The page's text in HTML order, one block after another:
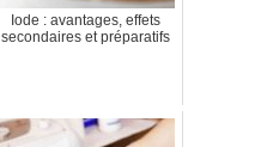
Iode : avantages, effets
secondaires et préparatifs